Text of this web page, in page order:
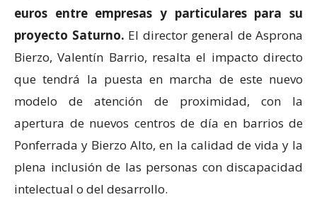
euros entre empresas y particulares para su
proyecto Saturno. El director general de Asprona
Bierzo, Valentín Barrio, resalta el impacto directo
que tendrá la puesta en marcha de este nuevo
modelo de atención de proximidad, con la
apertura de nuevos centros de día en barrios de
Ponferrada y Bierzo Alto, en la calidad de vida y la
plena inclusión de las personas con discapacidad
intelectual o del desarrollo.